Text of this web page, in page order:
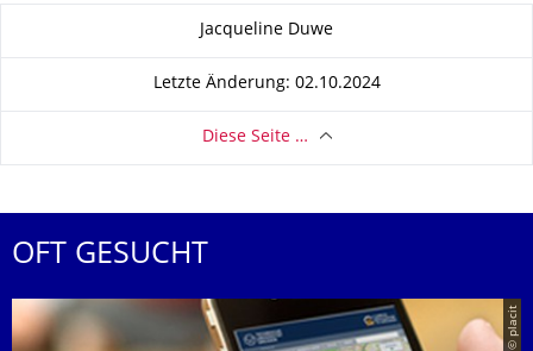
Jacqueline Duwe
Letzte Änderung: 02.10.2024
Diese Seite …
OFT GESUCHT
© placit